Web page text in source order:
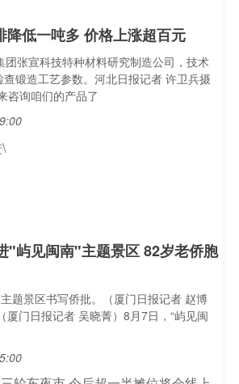
降低一吨多 价格上涨超百元
团张宣科技特种材料研究制造公司，技术
查锻造工艺参数。河北日报记者 许卫兵摄
咨询咱们的产品了
"屿见闽南"主题景区 82岁老侨胞
题景区书写侨批。（厦门日报记者 赵博
厦门日报记者 吴晓菁）8月7日，“屿见闽